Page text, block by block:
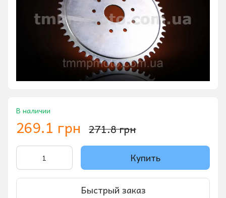
В наличии
269.1 грн 271.8 грн
Купить
Быстрый заказ